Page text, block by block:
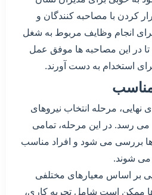
کردن با مصاحبه کنندگان و
برای انجام وظایف مربوط به شغل
تا در این مصاحبه ها موفق عمل
استخدام به دست آورند.
مناسب
نهایی، مرحله انتخاب نیروهای
رسد. در این مرحله، تمامی
ها بررسی می شود و افراد مناسب
می شوند.
بر اساس معیارهای مختلفی
ممکن است شامل تجربه کاری،